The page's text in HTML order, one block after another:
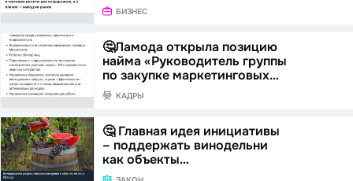
БИЗНЕС
🤔Ламода открыла позицию
найма «Руководитель группы
по закупке маркетинговых…
КАДРЫ
🤔 Главная идея инициативы
– поддержать винодельни
как объекты…